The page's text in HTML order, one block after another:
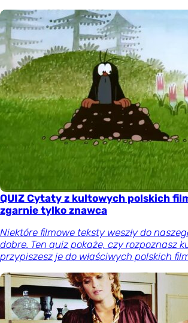
QUIZ Cytaty z kultowych polskich
zgarnie tylko znawca
Niektóre filmowe teksty weszły do
dobre. Ten quiz pokaże, czy rozpoznasz
przypiszesz je do właściwych polskich